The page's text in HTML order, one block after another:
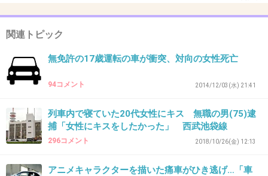
38. 匿名2018/10/26(金) 10:57:48
>>20
試験に9回落ちて
10回目にチャレンジする馬鹿いるよ
-3
関連トピック
無免許の17歳運転の車が衝突、対向の女性死亡
94コメント 2014/12/03(水) 21:41
列車内で寝ていた20代女性にキス 無職の男(75)逮
捕「女性にキスをしたかった」 西武池袋線
296コメント 2018/10/26(金) 12:13
アニメキャラクターを描いた痛車がひき逃げ…「車